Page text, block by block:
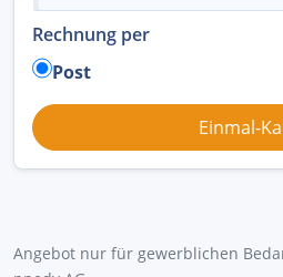
Rechnung per
Post
Angebot nur für gewerblichen